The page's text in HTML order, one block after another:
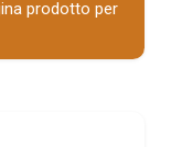
prodotto per